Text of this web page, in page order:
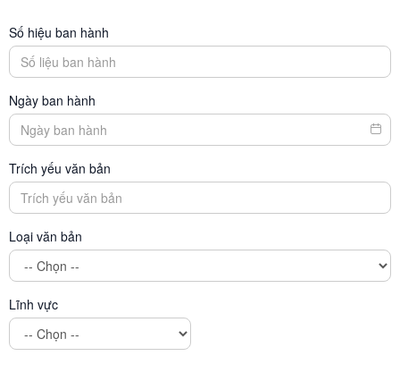
Số hiệu ban hành
Ngày ban hành
Trích yếu văn bản
Loại văn bản
Lĩnh vực